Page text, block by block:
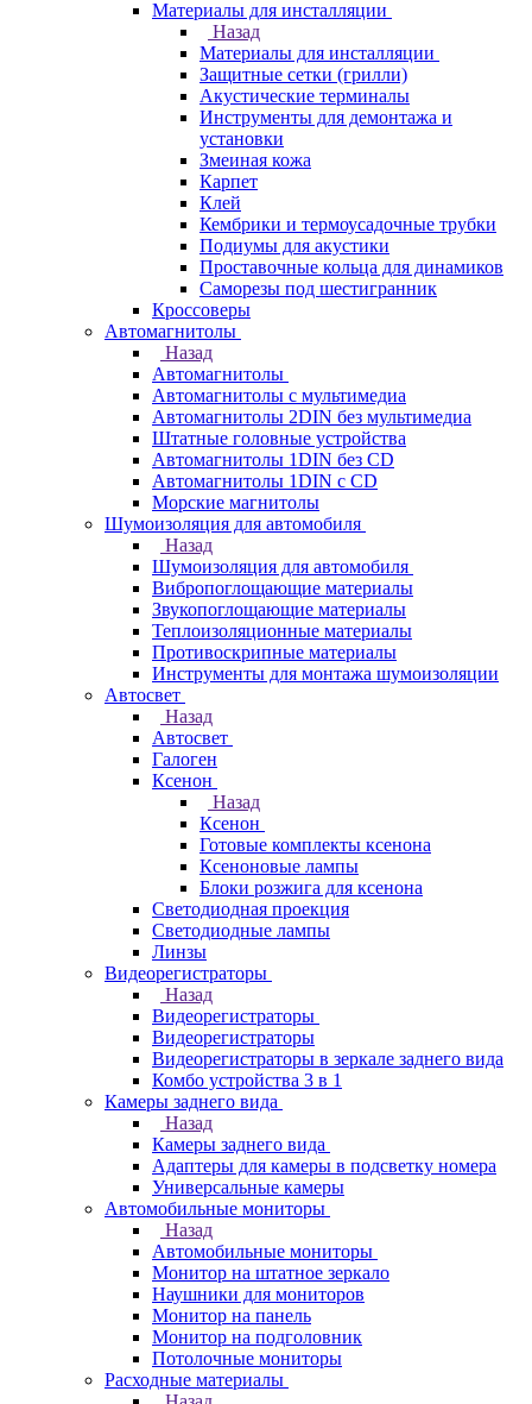
Материалы для инсталляции
Назад
Материалы для инсталляции
Защитные сетки (грилли)
Акустические терминалы
Инструменты для демонтажа и
установки
Змеиная кожа
Карпет
Клей
Кембрики и термоусадочные трубки
Подиумы для акустики
Проставочные кольца для динамиков
Саморезы под шестигранник
Кроссоверы
Автомагнитолы
Назад
Автомагнитолы
Автомагнитолы с мультимедиа
Автомагнитолы 2DIN без мультимедиа
Штатные головные устройства
Автомагнитолы 1DIN без CD
Автомагнитолы 1DIN с CD
Морские магнитолы
Шумоизоляция для автомобиля
Назад
Шумоизоляция для автомобиля
Вибропоглощающие материалы
Звукопоглощающие материалы
Теплоизоляционные материалы
Противоскрипные материалы
Инструменты для монтажа шумоизоляции
Автосвет
Назад
Автосвет
Галоген
Ксенон
Назад
Ксенон
Готовые комплекты ксенона
Ксеноновые лампы
Блоки розжига для ксенона
Светодиодная проекция
Светодиодные лампы
Линзы
Видеорегистраторы
Назад
Видеорегистраторы
Видеорегистраторы
Видеорегистраторы в зеркале заднего вида
Комбо устройства 3 в 1
Камеры заднего вида
Назад
Камеры заднего вида
Адаптеры для камеры в подсветку номера
Универсальные камеры
Автомобильные мониторы
Назад
Автомобильные мониторы
Монитор на штатное зеркало
Наушники для мониторов
Монитор на панель
Монитор на подголовник
Потолочные мониторы
Расходные материалы